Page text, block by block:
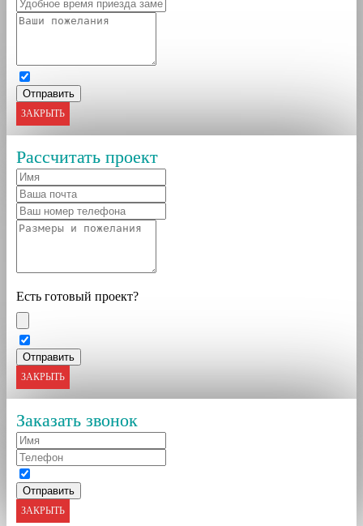
ЗАКРЫТЬ
Рассчитать проект
Есть готовый проект?
ЗАКРЫТЬ
Заказать звонок
ЗАКРЫТЬ